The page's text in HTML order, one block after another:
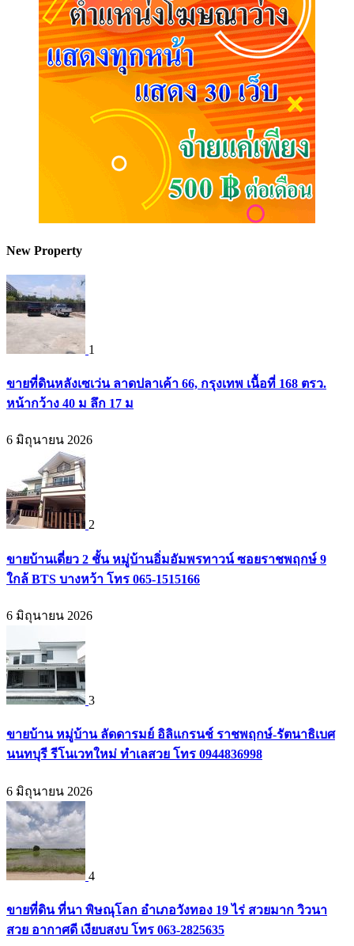
New Property
1
ขายที่ดินหลังเซเว่น ลาดปลาเค้า 66, กรุงเทพ เนื้อที่ 168 ตรว.
หน้ากว้าง 40 ม ลึก 17 ม
6 มิถุนายน 2026
2
ขายบ้านเดี่ยว 2 ชั้น หมู่บ้านอิ่มอัมพรทาวน์ ซอยราชพฤกษ์ 9
ใกล้ BTS บางหว้า โทร 065-1515166
6 มิถุนายน 2026
3
ขายบ้าน หมู่บ้าน ลัดดารมย์ อิลิแกรนช์ ราชพฤกษ์-รัตนาธิเบศ
นนทบุรี รีโนเวทใหม่ ทำเลสวย โทร 0944836998
6 มิถุนายน 2026
4
ขายที่ดิน ที่นา พิษณุโลก อำเภอวังทอง 19 ไร่ สวยมาก วิวนา
สวย อากาศดี เงียบสงบ โทร 063-2825635